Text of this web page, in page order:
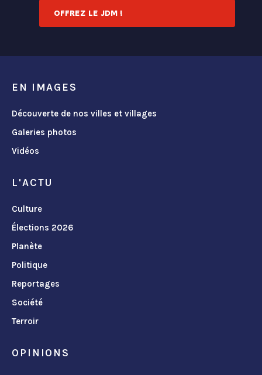
OFFREZ LE JDM !
EN IMAGES
Découverte de nos villes et villages
Galeries photos
Vidéos
L'ACTU
Culture
Élections 2026
Planète
Politique
Reportages
Société
Terroir
OPINIONS